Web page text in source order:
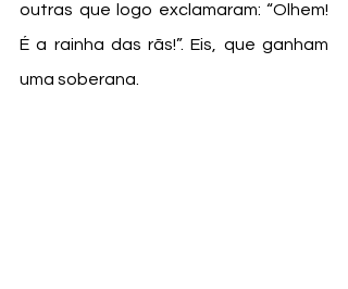
outras que logo exclamaram: “Olhem!
É a rainha das rãs!”. Eis, que ganham
uma soberana.